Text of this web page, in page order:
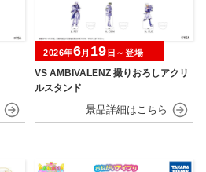
VS AMBIVALENZ 撮りおろしアクリ
ルスタンド
2026年6月 19 日～登場